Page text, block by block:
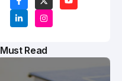
Must Read